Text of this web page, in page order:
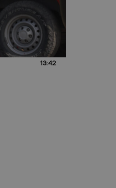
13:42